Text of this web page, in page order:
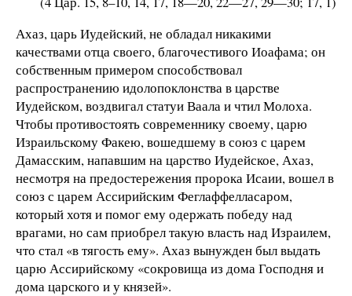
Ахаз, царь Иудейский, не обладал никакими
качествами отца своего, благочестивого Иоафама; он
собственным примером способствовал
распространению идолопоклонства в царстве
Иудейском, воздвигал статуи Ваала и чтил Молоха.
Чтобы противостоять современнику своему, царю
Израильскому Факею, вошедшему в союз с царем
Дамасским, напавшим на царство Иудейское, Ахаз,
несмотря на предостережения пророка Исаии, вошел в
союз с царем Ассирийским Феглаффелласаром,
который хотя и помог ему одержать победу над
врагами, но сам приобрел такую власть над Израилем,
что стал «в тягость ему». Ахаз вынужден был выдать
царю Ассирийскому «сокровища из дома Господня и
дома царского и у князей».